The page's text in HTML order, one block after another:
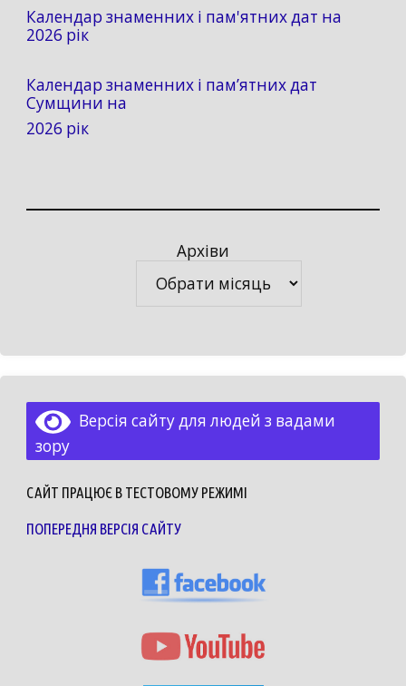
Календар знаменних і пам'ятних дат на
2026 рік
Календар знаменних і пам’ятних дат
Сумщини на
2026 рік
Архіви
Версія сайту для людей з вадами
зору
САЙТ ПРАЦЮЄ В ТЕСТОВОМУ РЕЖИМІ
ПОПЕРЕДНЯ ВЕРСІЯ САЙТУ